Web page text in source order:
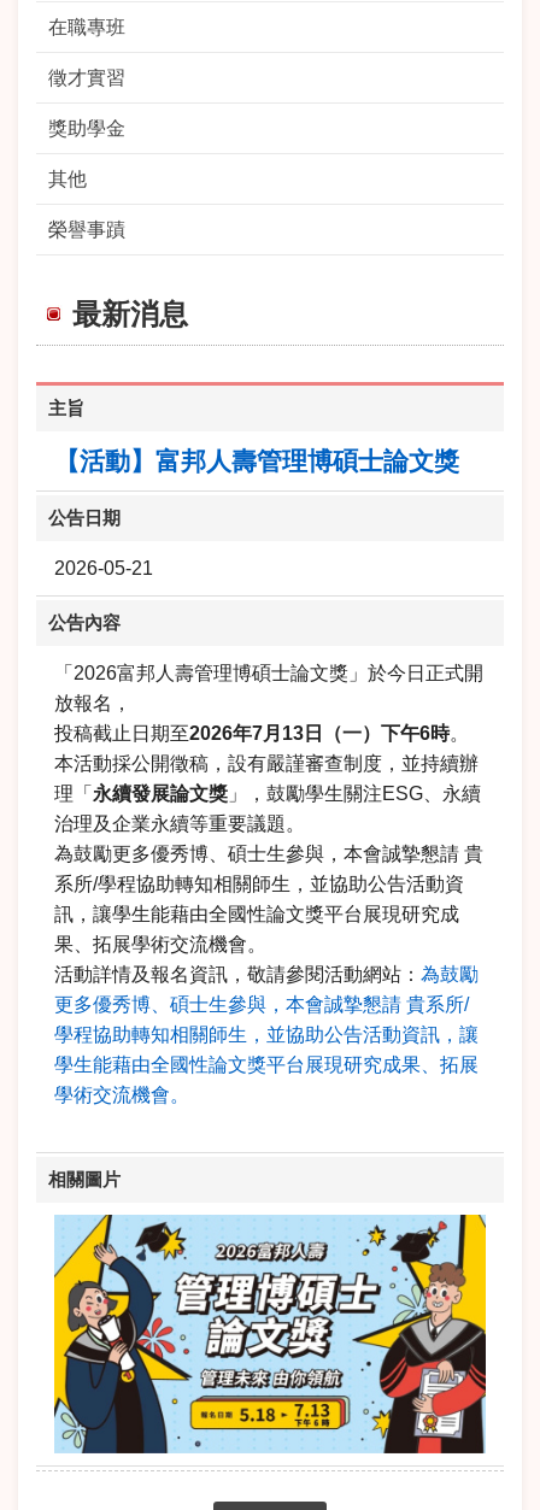
在職專班
徵才實習
獎助學金
其他
榮譽事蹟
最新消息
主旨
【活動】富邦人壽管理博碩士論文獎
公告日期
2026-05-21
公告內容
「 2026富邦人壽管理博碩士論文獎」於今日正式開
放報名，
投稿截止日期至2026年7月 13 日（一）下午6時。
本活動採公開徵稿，設有嚴謹審查制度，並持續辦
理「 永續發展論文獎 」，鼓勵學生關注ESG 、永續
治理及企業永續等重要議題。
為鼓勵更多優秀博、碩士生參與，本會誠摯懇請 貴
系所/學程協助轉知相關師生，並協助公告活動資
訊， 讓學生能藉由全國性論文獎平台展現研究成
果、拓展學術交流機會。
活動詳情及報名資訊，敬請參閱活動網站： 為鼓勵
更多優秀博、碩士生參與，本會誠摯懇請 貴系所/
學程協助轉知相關師生，並協助公告活動資訊，讓
學生能藉由全國性論文獎平台展現研究成果、拓展
學術交流機會。
相關圖片